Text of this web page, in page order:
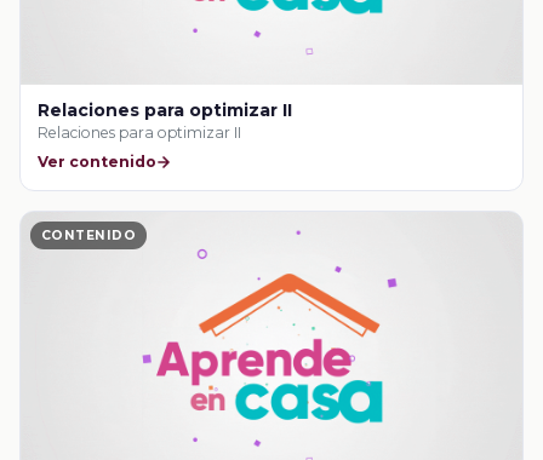
Relaciones para optimizar II
Relaciones para optimizar II
Ver contenido
CONTENIDO